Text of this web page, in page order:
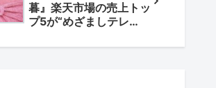
暮』楽天市場の売上トッ
プ5が“めざましテレ